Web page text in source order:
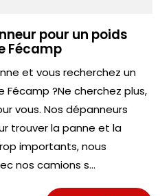
pour un poids
Fécamp
et vous recherchez un
?Ne cherchez plus,
vous. Nos dépanneurs
trouver la panne et la
importants, nous
nos camions s...